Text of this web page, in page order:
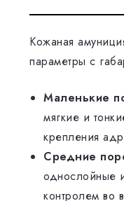
Кожаная
параметры с
Маленькие
мягкие и
крепления
Средние
однослойные
контролем во